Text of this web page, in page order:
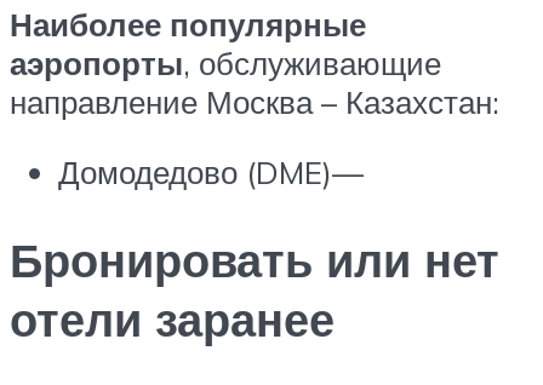
Наиболее популярные
аэропорты, обслуживающие
направление Москва – Казахстан:
Домодедово (DME)—
Бронировать или нет
отели заранее